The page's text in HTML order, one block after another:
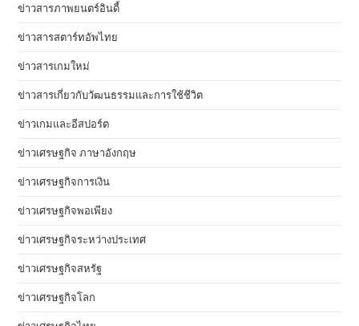
ข่าวสารภาพยนตร์อินดี้
ข่าวสารสตาร์ทอัพไทย
ข่าวสารเกมใหม่
ข่าวสารเกี่ยวกับวัฒนธรรมและการใช้ชีวิต
ข่าวเกมและอีสปอร์ต
ข่าวเศรษฐกิจ ภาษาอังกฤษ
ข่าวเศรษฐกิจการเงิน
ข่าวเศรษฐกิจพอเพียง
ข่าวเศรษฐกิจระหว่างประเทศ
ข่าวเศรษฐกิจสหรัฐ
ข่าวเศรษฐกิจโลก